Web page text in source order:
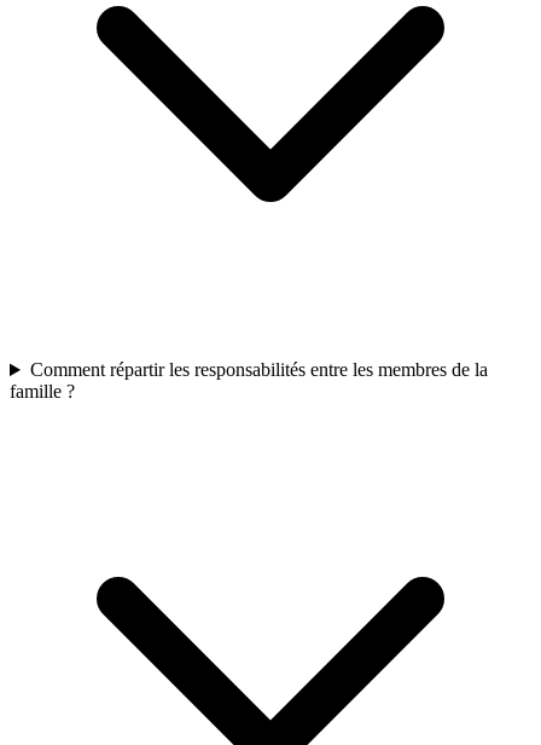
Comment répartir les responsabilités entre les membres de la
famille ?